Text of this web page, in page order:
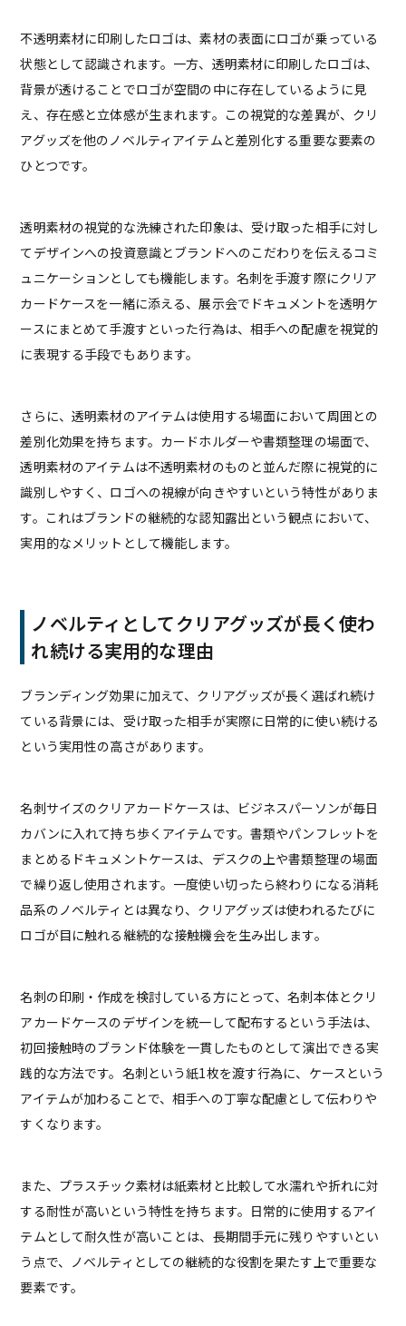
不透明素材に印刷したロゴは、素材の表面にロゴが乗っている
状態として認識されます。一方、透明素材に印刷したロゴは、
背景が透けることでロゴが空間の中に存在しているように見
え、存在感と立体感が生まれます。この視覚的な差異が、クリ
アグッズを他のノベルティアイテムと差別化する重要な要素の
ひとつです。
透明素材の視覚的な洗練された印象は、受け取った相手に対し
てデザインへの投資意識とブランドへのこだわりを伝えるコミ
ュニケーションとしても機能します。名刺を手渡す際にクリア
カードケースを一緒に添える、展示会でドキュメントを透明ケ
ースにまとめて手渡すといった行為は、相手への配慮を視覚的
に表現する手段でもあります。
さらに、透明素材のアイテムは使用する場面において周囲との
差別化効果を持ちます。カードホルダーや書類整理の場面で、
透明素材のアイテムは不透明素材のものと並んだ際に視覚的に
識別しやすく、ロゴへの視線が向きやすいという特性がありま
す。これはブランドの継続的な認知露出という観点において、
実用的なメリットとして機能します。
ノベルティとしてクリアグッズが長く使わ
れ続ける実用的な理由
ブランディング効果に加えて、クリアグッズが長く選ばれ続け
ている背景には、受け取った相手が実際に日常的に使い続ける
という実用性の高さがあります。
名刺サイズのクリアカードケースは、ビジネスパーソンが毎日
カバンに入れて持ち歩くアイテムです。書類やパンフレットを
まとめるドキュメントケースは、デスクの上や書類整理の場面
で繰り返し使用されます。一度使い切ったら終わりになる消耗
品系のノベルティとは異なり、クリアグッズは使われるたびに
ロゴが目に触れる継続的な接触機会を生み出します。
名刺の印刷・作成を検討している方にとって、名刺本体とクリ
アカードケースのデザインを統一して配布するという手法は、
初回接触時のブランド体験を一貫したものとして演出できる実
践的な方法です。名刺という紙1枚を渡す行為に、ケースという
アイテムが加わることで、相手への丁寧な配慮として伝わりや
すくなります。
また、プラスチック素材は紙素材と比較して水濡れや折れに対
する耐性が高いという特性を持ちます。日常的に使用するアイ
テムとして耐久性が高いことは、長期間手元に残りやすいとい
う点で、ノベルティとしての継続的な役割を果たす上で重要な
要素です。